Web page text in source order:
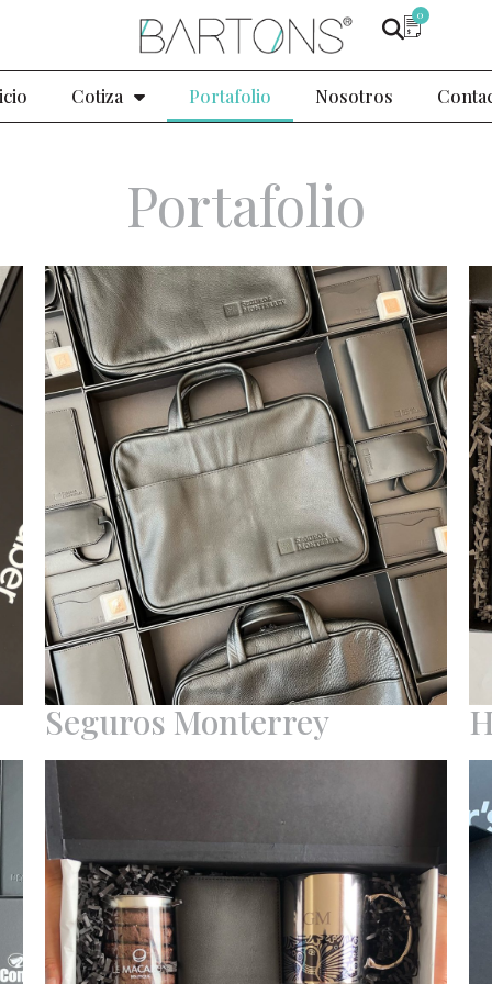
0
Cotiza Portafolio Nosotros
Portafolio
Seguros Monterrey